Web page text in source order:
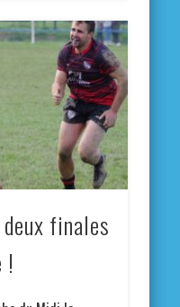
deux finales
!